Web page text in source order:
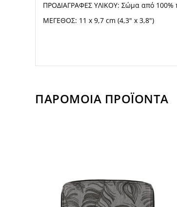
ΠΡΟΔΙΑΓΡΑΦΕΣ ΥΛΙΚΟΥ: Σώμα από 100%
ΜΕΓΕΘΟΣ: 11 x 9,7 cm (4,3" x 3,8")
ΠΑΡΟΜΟΙΑ ΠΡΟΪΟΝΤΑ